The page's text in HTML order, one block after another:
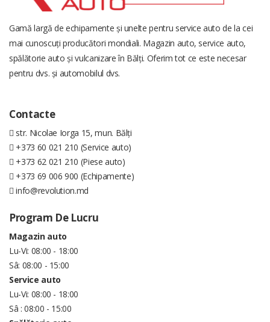
Gamă largă de echipamente și unelte pentru service auto de la cei
mai cunoscuți producători mondiali. Magazin auto, service auto,
spălătorie auto și vulcanizare în Bălți. Oferim tot ce este necesar
pentru dvs. și automobilul dvs.
Contacte
str. Nicolae Iorga 15, mun. Bălți
+373 60 021 210 (Service auto)
+373 62 021 210 (Piese auto)
+373 69 006 900 (Echipamente)
info@revolution.md
Program De Lucru
Magazin auto
Lu-Vi: 08:00 - 18:00
Sâ: 08:00 - 15:00
Service auto
Lu-Vi: 08:00 - 18:00
Sâ : 08:00 - 15:00